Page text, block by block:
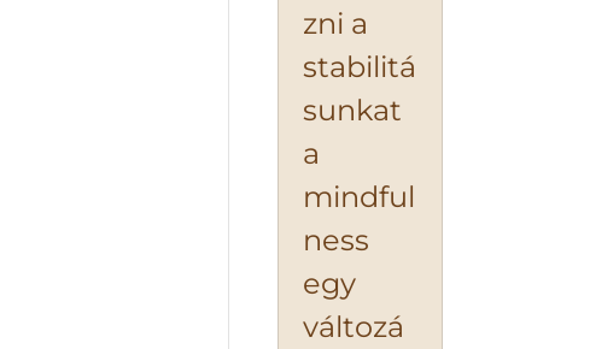
zni a
stabilitá
sunkat
a
mindful
ness
egy
változá